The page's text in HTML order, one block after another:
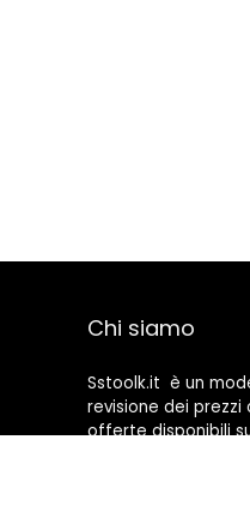
Chi siamo
Sstoolk.it è un
revisione dei
offerte disponibili